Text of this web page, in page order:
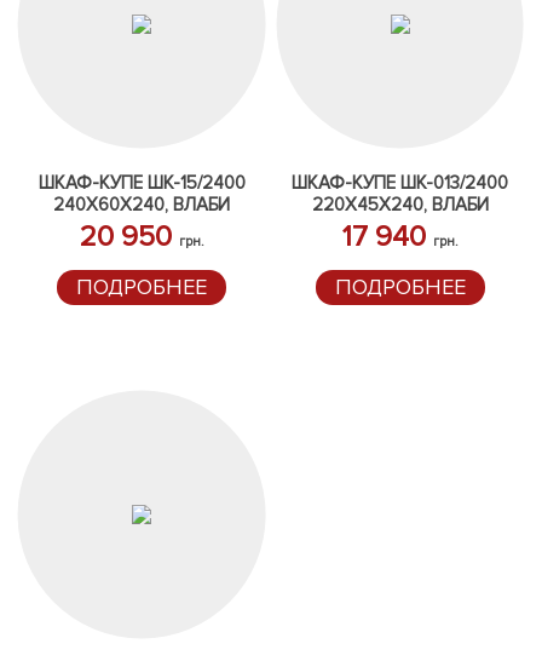
ШКАФ-КУПЕ ШК-15/2400
240Х60Х240, ВЛАБИ
20 950 грн.
ПОДРОБНЕЕ
ШКАФ-КУПЕ ШК-013/2400
220Х45Х240, ВЛАБИ
17 940 грн.
ПОДРОБНЕЕ